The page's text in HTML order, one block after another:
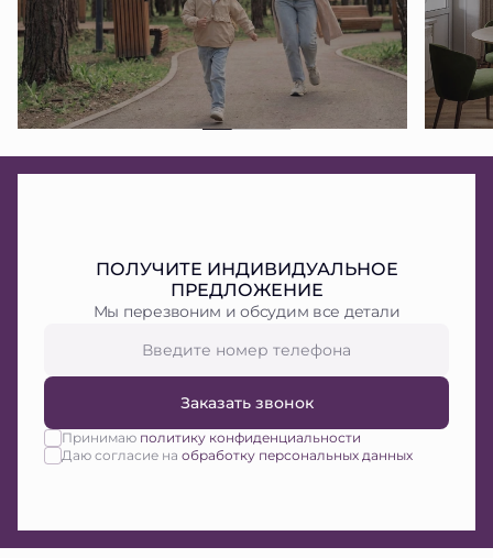
ПОЛУЧИТЕ ИНДИВИДУАЛЬНОЕ
ПРЕДЛОЖЕНИЕ
Мы перезвоним и обсудим все детали
Заказать звонок
Принимаю политику конфиденциальности
Даю согласие на обработку персональных данных